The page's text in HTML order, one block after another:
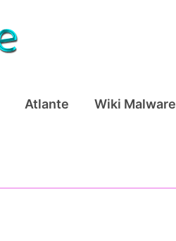
Atlante Wiki Malware